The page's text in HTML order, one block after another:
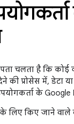
पता चलता है कि
की प्रोसेस में, डेटा
के
के लिए किए जाने